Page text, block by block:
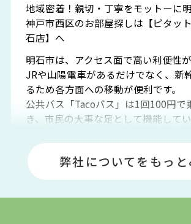
地域密着！親切・丁寧をモットーに
神戸市西区のお部屋探しは【ピタッ
石店】へ
明石市は、アクセス面で高い利便性が
JRや山陽電車があるだけでなく、新
るため各方面への移動が便利です。
公共バス「Tacoバス」は1回100円で
き、市民の大事な足として機能してい
場や釣りスポットが多くあります。
駅」周辺には、ビブレ・イオンをはじ
い物施設も多くあり、買い物にも困
弊社についてをもっと